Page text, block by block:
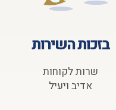
בזכות השירות
שרות לקוחות
אדיב ויעיל